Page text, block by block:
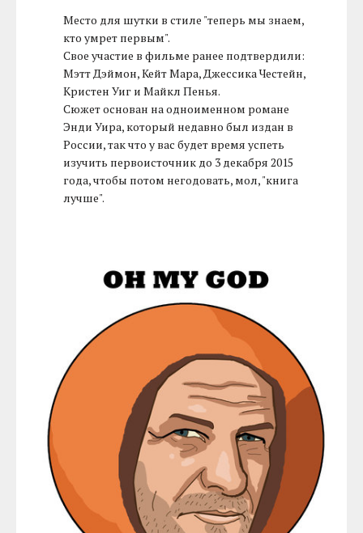
Место для шутки в стиле "теперь мы знаем,
кто умрет первым".
Свое участие в фильме ранее подтвердили:
Мэтт Дэймон, Кейт Мара, Джессика Честейн,
Кристен Уиг и Майкл Пенья.
Сюжет основан на одноименном романе
Энди Уира, который недавно был издан в
России, так что у вас будет время успеть
изучить первоисточник до 3 декабря 2015
года, чтобы потом негодовать, мол, "книга
лучше".